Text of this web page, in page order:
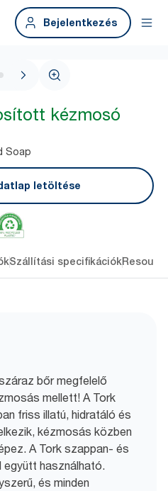
Bejelentkezés
1 / 2
kézmosó
Soap
letöltése
Szállítási specifikációk
bőr megfelelő
mellett! A Tork
friss illatú, hidratáló és
kézmosás közben
A Tork szappan- és
használható.
és minden